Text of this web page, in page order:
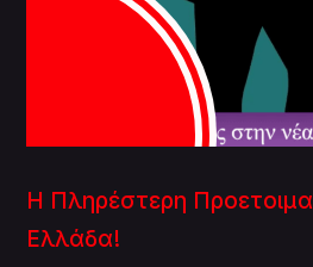
Η Πληρέστερη
Ελλάδα!